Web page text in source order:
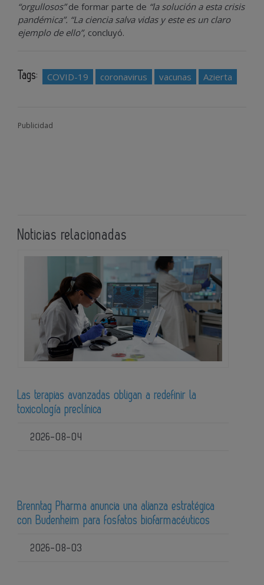
“orgullosos”de formar parte de “la solución a esta crisis
pandémica”. “La ciencia salva vidas y este es un claro
ejemplo de ello”, concluyó.
Tags: COVID-19 coronavirus vacunas Azierta
Publicidad
Noticias relacionadas
Las terapias avanzadas obligan a redefinir la
toxicología preclínica
2026-08-04
Brenntag Pharma anuncia una alianza estratégica
con Budenheim para fosfatos biofarmacéuticos
2026-08-03